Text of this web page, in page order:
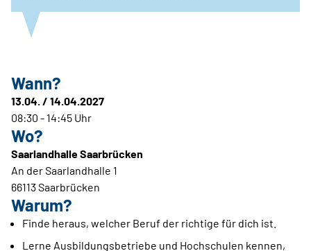
Wann?
13.04. / 14.04.2027
08:30 - 14:45 Uhr
Wo?
Saarlandhalle Saarbrücken
An der Saarlandhalle 1
66113 Saarbrücken
Warum?
Finde heraus, welcher Beruf der richtige für dich ist.
Lerne Ausbildungsbetriebe und Hochschulen kennen,